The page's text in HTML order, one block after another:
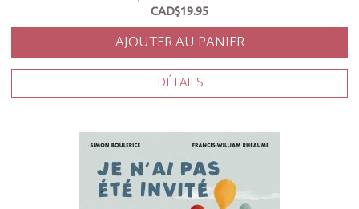
CAD$19.95
AJOUTER AU PANIER
DÉTAILS